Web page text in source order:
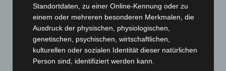
23.5° 24.5°
22.2°
53% 1.3m/s
Standortdaten, zu einer Online-Kennung oder zu
einem oder mehreren besonderen Merkmalen, die
Ausdruck der physischen, physiologischen,
genetischen, psychischen, wirtschaftlichen,
kulturellen oder sozialen Identität dieser natürlichen
Person sind, identifiziert werden kann.